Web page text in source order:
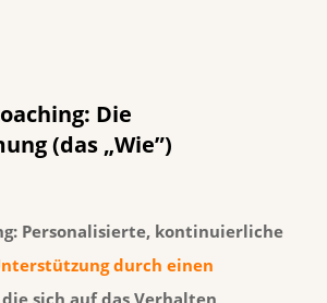
Die
(das „Wie”)
Personalisierte, kontinuierliche
durch einen
die sich auf das Verhalten